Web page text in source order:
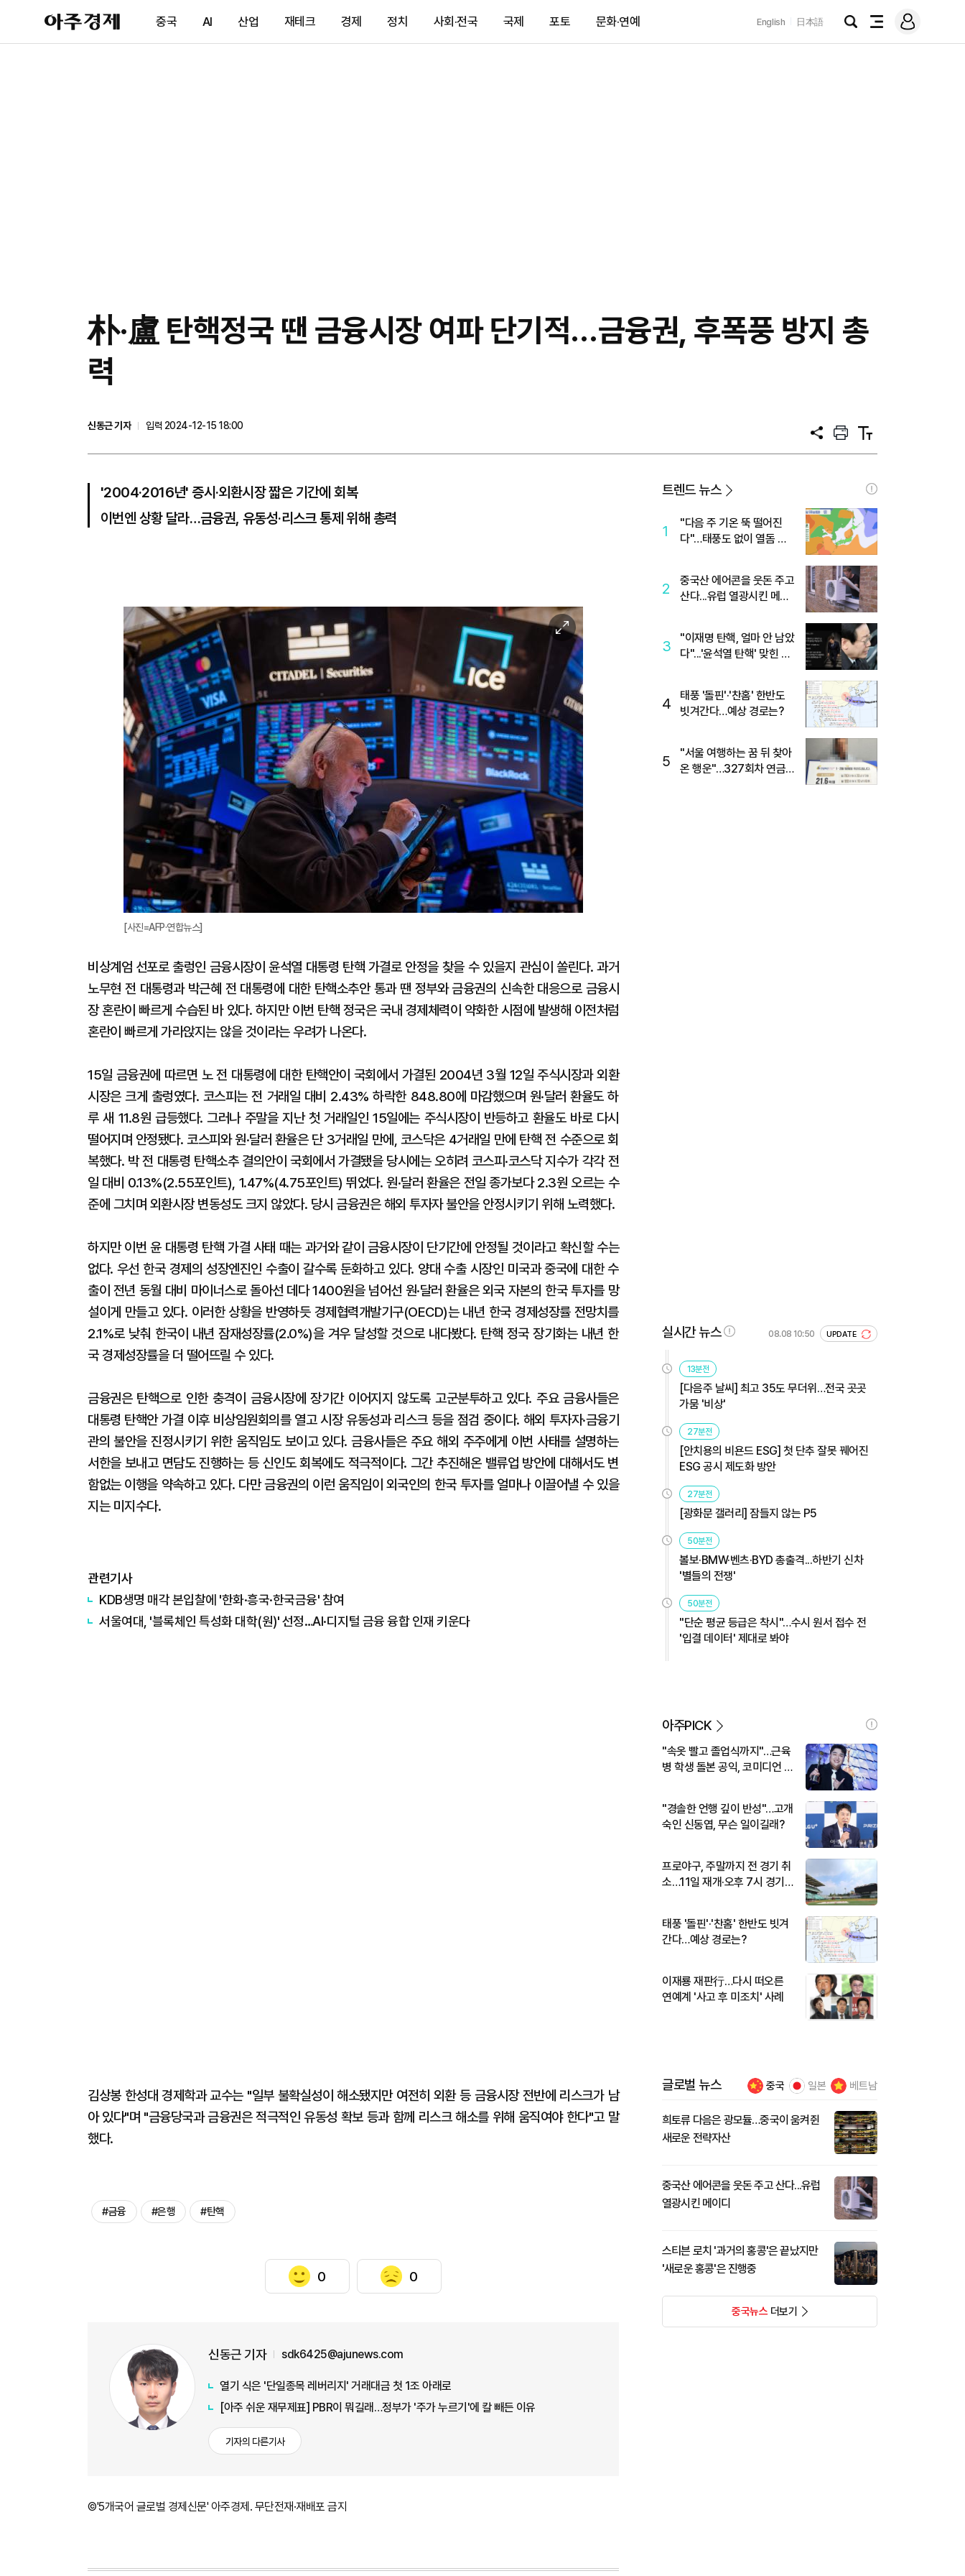
아
주
제
중국 AI 산업 재테크 경제 정치 사회·전국 국제 포토 문화·연예 English 日本語
검
전
메
그
朴·盧 탄핵정국 땐 금융시장 여파 단기적…금융권, 후폭풍 방지 총
력
신동근 기자
입력 2024-12-15 18:00
공
프
트
텍
트
'2004·2016년' 증시·외환시장 짧은 기간에 회복
이번엔 상황 달라…금융권, 유동성·리스크 통제 위해 총력
이
미
지
확
대
[사진=AFP·연합뉴스]
비상계엄 선포로 출렁인 금융시장이 윤석열 대통령 탄핵 가결로 안정을 찾을 수 있을지 관심이 쏠린다. 과거
노무현 전 대통령과 박근혜 전 대통령에 대한 탄핵소추안 통과 땐 정부와 금융권의 신속한 대응으로 금융시
장 혼란이 빠르게 수습된 바 있다. 하지만 이번 탄핵 정국은 국내 경제체력이 약화한 시점에 발생해 이전처럼
혼란이 빠르게 가라앉지는 않을 것이라는 우려가 나온다.
15일 금융권에 따르면 노 전 대통령에 대한 탄핵안이 국회에서 가결된 2004년 3월 12일 주식시장과 외환
시장은 크게 출렁였다. 코스피는 전 거래일 대비 2.43% 하락한 848.80에 마감했으며 원·달러 환율도 하
루 새 11.8원 급등했다. 그러나 주말을 지난 첫 거래일인 15일에는 주식시장이 반등하고 환율도 바로 다시
떨어지며 안정됐다. 코스피와 원·달러 환율은 단 3거래일 만에, 코스닥은 4거래일 만에 탄핵 전 수준으로 회
복했다. 박 전 대통령 탄핵소추 결의안이 국회에서 가결됐을 당시에는 오히려 코스피·코스닥 지수가 각각 전
일 대비 0.13%(2.55포인트), 1.47%(4.75포인트) 뛰었다. 원·달러 환율은 전일 종가보다 2.3원 오르는 수
준에 그치며 외환시장 변동성도 크지 않았다. 당시 금융권은 해외 투자자 불안을 안정시키기 위해 노력했다.
하지만 이번 윤 대통령 탄핵 가결 사태 때는 과거와 같이 금융시장이 단기간에 안정될 것이라고 확신할 수는
없다. 우선 한국 경제의 성장엔진인 수출이 갈수록 둔화하고 있다. 양대 수출 시장인 미국과 중국에 대한 수
출이 전년 동월 대비 마이너스로 돌아선 데다 1400원을 넘어선 원·달러 환율은 외국 자본의 한국 투자를 망
설이게 만들고 있다. 이러한 상황을 반영하듯 경제협력개발기구(OECD)는 내년 한국 경제성장률 전망치를
2.1%로 낮춰 한국이 내년 잠재성장률(2.0%)을 겨우 달성할 것으로 내다봤다. 탄핵 정국 장기화는 내년 한
국 경제성장률을 더 떨어뜨릴 수 있다.
금융권은 탄핵으로 인한 충격이 금융시장에 장기간 이어지지 않도록 고군분투하고 있다. 주요 금융사들은
대통령 탄핵안 가결 이후 비상임원회의를 열고 시장 유동성과 리스크 등을 점검 중이다. 해외 투자자·금융기
관의 불안을 진정시키기 위한 움직임도 보이고 있다. 금융사들은 주요 해외 주주에게 이번 사태를 설명하는
서한을 보내고 면담도 진행하는 등 신인도 회복에도 적극적이다. 그간 추진해온 밸류업 방안에 대해서도 변
함없는 이행을 약속하고 있다. 다만 금융권의 이런 움직임이 외국인의 한국 투자를 얼마나 이끌어낼 수 있을
지는 미지수다.
관련기사
KDB생명 매각 본입찰에 '한화·흥국·한국금융' 참여
서울여대, '블록체인 특성화 대학(원)' 선정…AI·디지털 금융 융합 인재 키운다
김상봉 한성대 경제학과 교수는 "일부 불확실성이 해소됐지만 여전히 외환 등 금융시장 전반에 리스크가 남
아 있다"며 "금융당국과 금융권은 적극적인 유동성 확보 등과 함께 리스크 해소를 위해 움직여야 한다"고 말
했다.
#금융 #은행 #탄핵
0 0
신동근 기자 sdk6425@ajunews.com
열기 식은 '단일종목 레버리지' 거래대금 첫 1조 아래로
[아주 쉬운 재무제표] PBR이 뭐길래…정부가 '주가 누르기'에 칼 빼든 이유
기자의 다른기사
©'5개국어 글로벌 경제신문' 아주경제. 무단전재·재배포 금지
트렌드 뉴스
1
"다음 주 기온 뚝 떨어진
다"…태풍도 없이 열돔 박
2
중국산 에어콘을 웃돈 주고
산다...유럽 열광시킨 메이
3
"이재명 탄핵, 얼마 안 남았
다"...'윤석열 탄핵' 맞힌 무
4
태풍 '돌핀'·'찬홈' 한반도
빗겨간다…예상 경로는?
5
"서울 여행하는 꿈 뒤 찾아
온 행운"…327회차 연금
실시간 뉴스 08.08 10:50 UPDATE
13분전
[다음주 날씨] 최고 35도 무더위…전국 곳곳
가뭄 '비상'
27분전
[안치용의 비욘드 ESG] 첫 단추 잘못 꿰어진
ESG 공시 제도화 방안
27분전
[광화문 갤러리] 잠들지 않는 P5
50분전
볼보·BMW·벤츠·BYD 총출격...하반기 신차
'별들의 전쟁'
50분전
"단순 평균 등급은 착시"…수시 원서 접수 전
'입결 데이터' 제대로 봐야
아주PICK
"속옷 빨고 졸업식까지"…근육
병 학생 돌본 공익, 코미디언 김
"경솔한 언행 깊이 반성"…고개
숙인 신동엽, 무슨 일이길래?
프로야구, 주말까지 전 경기 취
소…11일 재개·오후 7시 경기
태풍 '돌핀'·'찬홈' 한반도 빗겨
간다…예상 경로는?
이재룡 재판行…다시 떠오른
연예계 '사고 후 미조치' 사례
글로벌 뉴스 중국 일본 베트남
희토류 다음은 광모듈…중국이 움켜쥔
새로운 전략자산
중국산 에어콘을 웃돈 주고 산다...유럽
열광시킨 메이디
스티븐 로치 '과거의 홍콩'은 끝났지만
'새로운 홍콩'은 진행중
중국뉴스더보기